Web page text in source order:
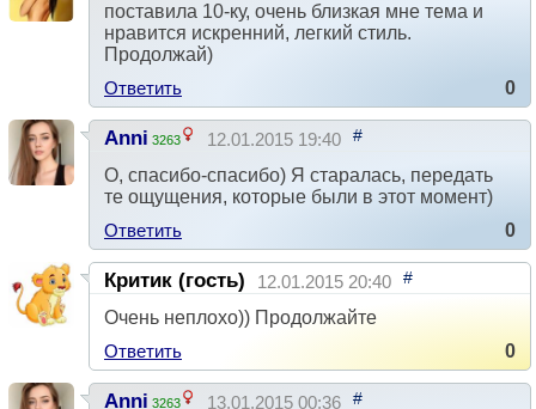
поставила 10-ку, очень близкая мне тема и
нравится искренний, легкий стиль.
Продолжай)
Ответить
0
Anni 3263 12.01.2015 19:40 #
О, спасибо-спасибо) Я старалась, передать
те ощущения, которые были в этот момент)
Ответить
0
Критик (гость) 12.01.2015 20:40 #
Очень неплохо)) Продолжайте
Ответить
0
Anni 3263 13.01.2015 00:36 #